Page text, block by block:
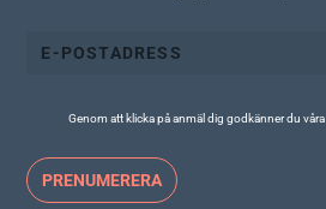
Genom att klicka på anmäl dig godkänner du våra